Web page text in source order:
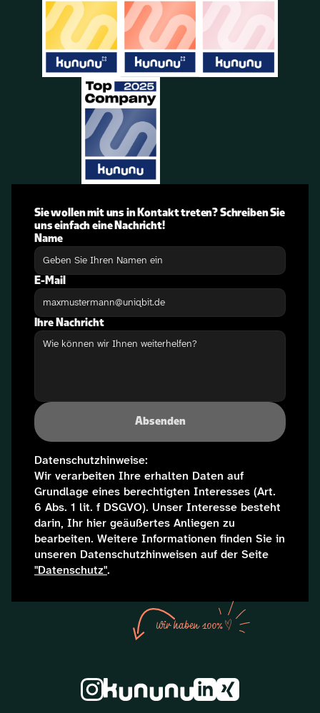
Sie wollen mit uns in Kontakt treten? Schreiben Sie
uns einfach eine Nachricht!
Name
E-Mail
Ihre Nachricht
Absenden
Datenschutzhinweise:
Wir verarbeiten Ihre erhalten Daten auf
Grundlage eines berechtigten Interesses (Art.
6 Abs. 1 lit. f DSGVO). Unser Interesse besteht
darin, Ihr hier geäußertes Anliegen zu
bearbeiten. Weitere Informationen finden Sie in
"Datenschutz".
Wir haben 100%